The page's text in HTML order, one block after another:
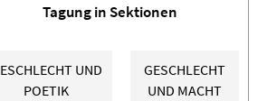
Tagung in Sektionen
UND
POETIK
GESCHLECHT
UND MACHT